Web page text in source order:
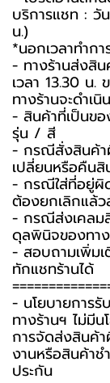
บริการแชท : วั
น.)
*นอกเวลาทำก
- ทางร้านส่งสิ
เวลา 13.30 น
ทางร้านจะดำเ
- สินค้าที่เป็นข
รุ่น / สี
- กรณีสั่งสินค้า
เปลี่ยนหรือคืนสิ
- กรณีใส่ที่อยู่ผิด
ต้องยกเลิกแล้ว
- กรณีส่งเคลม
ดุลพินิจของทา
- สอบถามเพิ่ม
ทักแชทร้านได้
-️ นโยบายการ
ทางร้านฯ ไม่มี
การจัดส่งสินค้
งานหรือสินค้าช
ประกัน